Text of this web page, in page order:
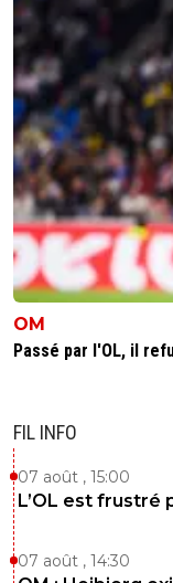
OM
Passé par l'OL, il
FIL INFO
07 août , 15:00
L’OL est frustré
07 août , 14:30